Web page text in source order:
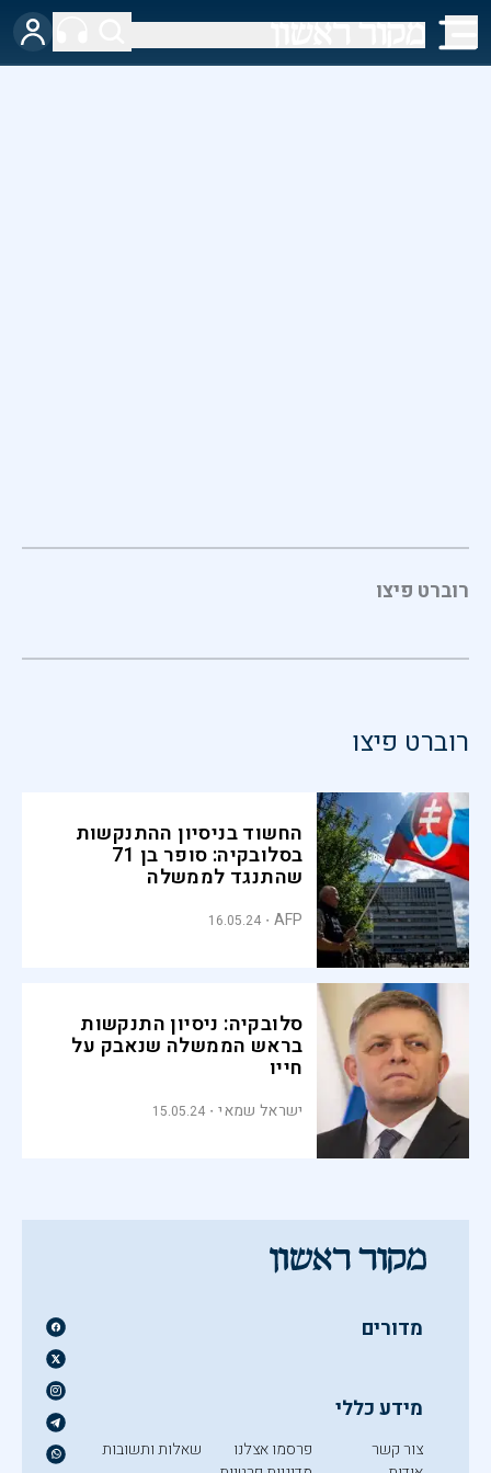
רוברט פיצו
רוברט פיצו
החשוד בניסיון ההתנקשות
בסלובקיה: סופר בן 71
שהתנגד לממשלה
AFP
16.05.24
סלובקיה: ניסיון התנקשות
בראש הממשלה שנאבק על
חייו
ישראל שמאי 15.05.24
מדורים
מידע כללי
צור קשר
פרסמו אצלנו
שאלות ותשובות